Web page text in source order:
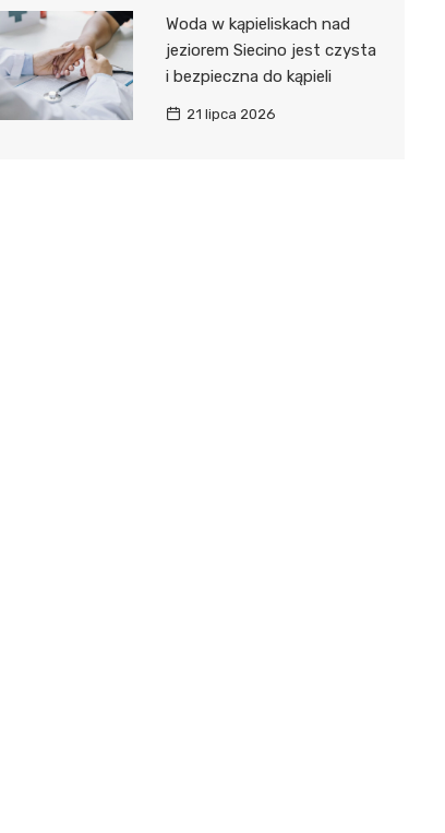
Woda w kąpieliskach nad
jeziorem Siecino jest czysta
i bezpieczna do kąpieli
21 lipca 2026